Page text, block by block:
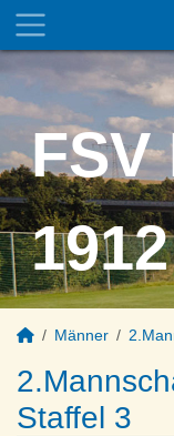
FSV
Männer
Staffel 3